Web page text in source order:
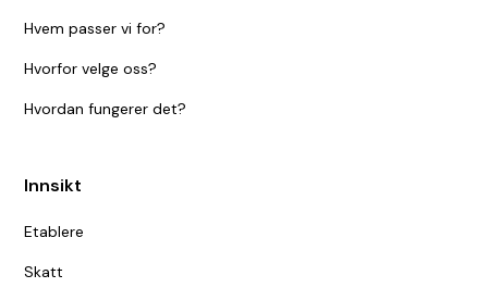
Hvem passer vi for?
Hvorfor velge oss?
Hvordan fungerer det?
Innsikt
Etablere
Skatt